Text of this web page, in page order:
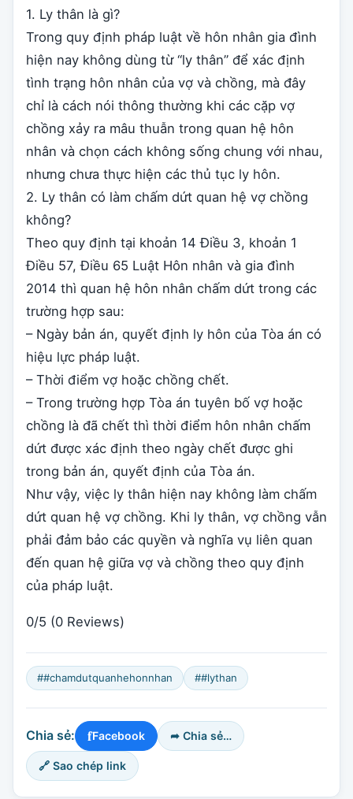
1. Ly thân là gì?
Trong quy định pháp luật về hôn nhân gia đình
hiện nay không dùng từ “ly thân” để xác định
tình trạng hôn nhân của vợ và chồng, mà đây
chỉ là cách nói thông thường khi các cặp vợ
chồng xảy ra mâu thuẫn trong quan hệ hôn
nhân và chọn cách không sống chung với nhau,
nhưng chưa thực hiện các thủ tục ly hôn.
2. Ly thân có làm chấm dứt quan hệ vợ chồng
không?
Theo quy định tại khoản 14 Điều 3, khoản 1
Điều 57, Điều 65 Luật Hôn nhân và gia đình
2014 thì quan hệ hôn nhân chấm dứt trong các
trường hợp sau:
– Ngày bản án, quyết định ly hôn của Tòa án có
hiệu lực pháp luật.
– Thời điểm vợ hoặc chồng chết.
– Trong trường hợp Tòa án tuyên bố vợ hoặc
chồng là đã chết thì thời điểm hôn nhân chấm
dứt được xác định theo ngày chết được ghi
trong bản án, quyết định của Tòa án.
Như vậy, việc ly thân hiện nay không làm chấm
dứt quan hệ vợ chồng. Khi ly thân, vợ chồng vẫn
phải đảm bảo các quyền và nghĩa vụ liên quan
đến quan hệ giữa vợ và chồng theo quy định
của pháp luật.
0/5 (0 Reviews)
##chamdutquanhehonnhan ##lythan
Chia sẻ: fFacebook ➦ Chia sẻ…
🔗 Sao chép link